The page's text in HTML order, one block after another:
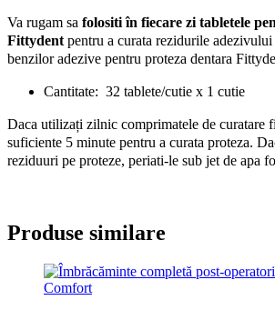
Va rugam sa folositi în fiecare zi tabletele
Fittydent pentru a curata rezidurile
benzilor adezive pentru proteza dentara
Cantitate: 32 tablete/cutie x 1 cutie
Daca utilizați zilnic comprimatele de curatare
suficiente 5 minute pentru a curata proteza.
reziduuri pe proteze, periati-le sub jet de apa
Produse similare